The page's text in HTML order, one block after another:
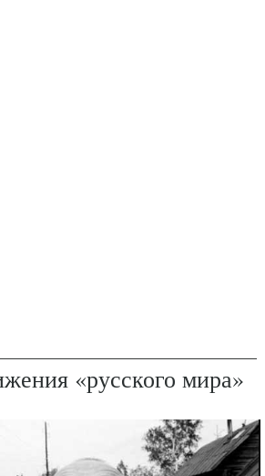
«русского мира»